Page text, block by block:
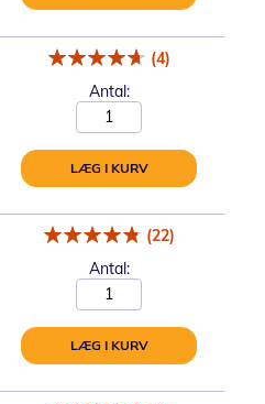
(4)
Antal:
LÆG I KURV
(22)
Antal:
LÆG I KURV